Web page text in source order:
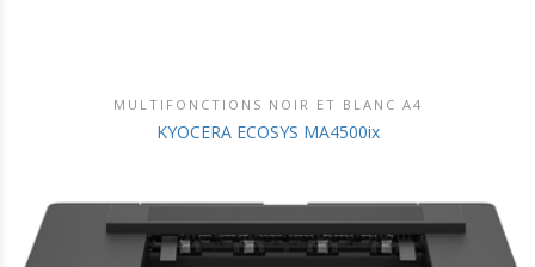
DÉCOUVRIR CE PRODUIT
MULTIFONCTIONS NOIR ET BLANC A4
KYOCERA ECOSYS MA4500ix